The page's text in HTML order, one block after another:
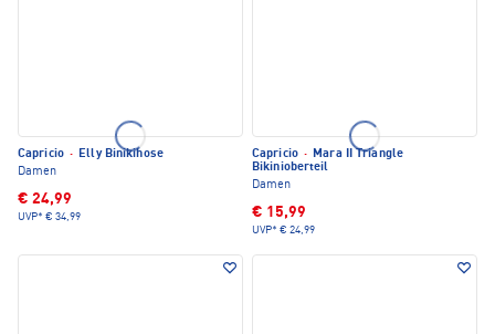
Capricio · Elly Binikihose
Damen
€ 24,99
UVP* € 34,99
Capricio · Mara II Triangle
Bikinioberteil
Damen
€ 15,99
UVP* € 24,99